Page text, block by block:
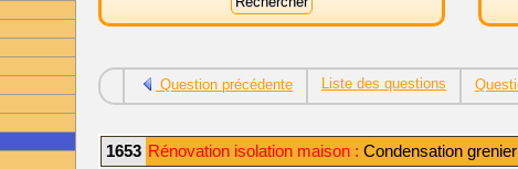
Question précédente Liste des questions
1653 Rénovation isolation maison : Condensation